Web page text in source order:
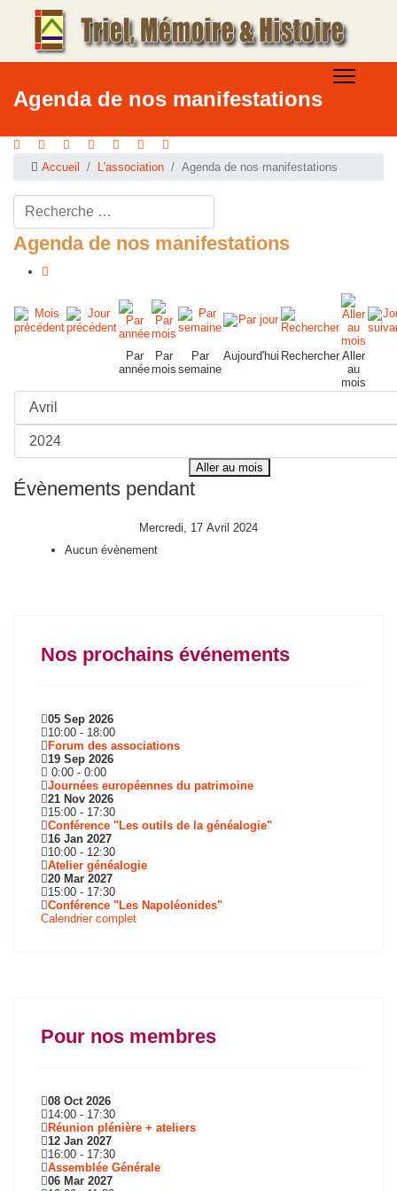
Agenda de nos manifestations
Accueil L'association Agenda de nos manifestations
Rechercher ...
Agenda de nos manifestations
Par
année
Par
mois
Par
semaine
Aujourd'hui Rechercher Aller
au
mois
Aller au mois
Évènements pendant
Mercredi, 17 Avril 2024
Aucun évènement
Nos prochains événements
05 Sep 2026
10:00 - 18:00
Forum des associations
19 Sep 2026
0:00 - 0:00
Journées européennes du patrimoine
21 Nov 2026
15:00 - 17:30
Conférence "Les outils de la généalogie"
16 Jan 2027
10:00 - 12:30
Atelier généalogie
20 Mar 2027
15:00 - 17:30
Conférence "Les Napoléonides"
Calendrier complet
Pour nos membres
08 Oct 2026
14:00 - 17:30
Réunion plénière + ateliers
12 Jan 2027
16:00 - 17:30
Assemblée Générale
06 Mar 2027